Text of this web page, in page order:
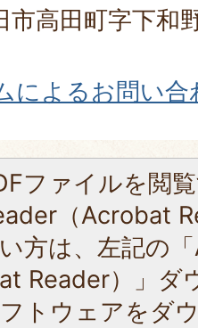
市高田町字下和
によるお問い合
ファイルを閲
（Acrobat
方は、左記の
Reader）」ダ
トウェアをダ